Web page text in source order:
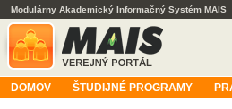
Modulárny Akademický Informačný Systém MAIS
DOMOV ŠTUDIJNÉ PROGRAMY